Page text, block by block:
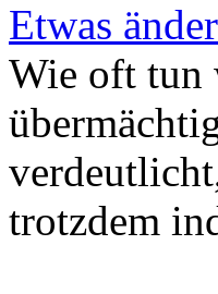
Etwas
Wie oft tun
trotzdem